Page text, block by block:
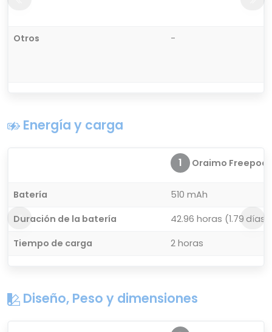
Otros -
Energía y carga
1 Oraimo
Batería
510 mAh
Duración de la batería
42.96 horas (1.79 días)
Tiempo de carga
2 horas
Diseño, Peso y dimensiones